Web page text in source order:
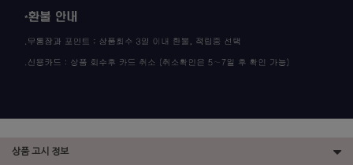
상품 고시 정보